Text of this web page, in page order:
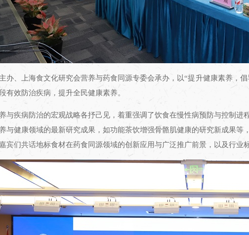
办、上海食文化研究会营养与药食同源专委会承办，以“提升健康素养，
有效防治疾病，提升全民健康素养。
与疾病防治的宏观战略各抒己见，着重强调了饮食在慢性病预防与控制
与健康领域的最新研究成果，如功能茶饮增强骨骼肌健康的研究新成果
宾们共话地标食材在药食同源领域的创新应用与广泛推广前景，以及行业